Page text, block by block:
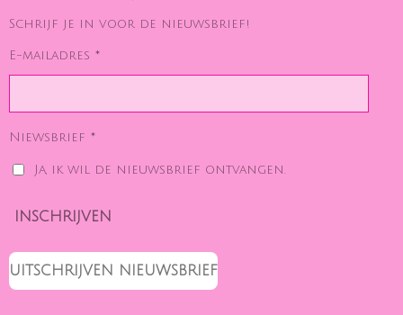
Schrijf je in voor de nieuwsbrief!
E-mailadres *
Niewsbrief *
Ja, ik wil de nieuwsbrief ontvangen.
INSCHRIJVEN
UITSCHRIJVEN NIEUWSBRIEF